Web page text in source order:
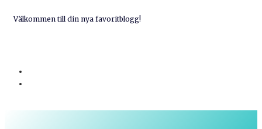
Välkommen till din nya favoritblogg!